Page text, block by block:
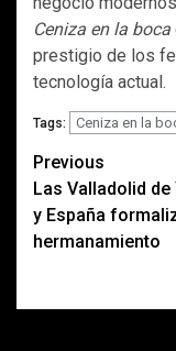
Ceniza en la boca
prestigio de los
tecnología actual.
Tags: Ceniza en la
Post
Previous
Las Valladolid de
y España
hermanamiento